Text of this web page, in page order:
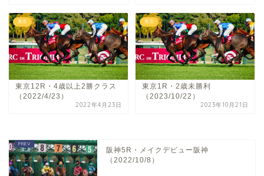
東京
東京12R・4歳以上2勝クラス
（2022/4/23）
2022年4月23日
東京
東京1R・2歳未勝利
（2023/10/22）
2023年10月21日
阪神5R・メイクデビュー阪神
（2022/10/8）